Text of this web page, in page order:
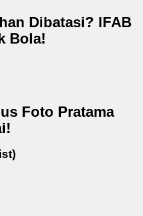
Dibatasi? IFAB
Bola!
Foto Pratama